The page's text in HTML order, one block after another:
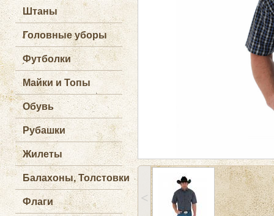
Штаны
Головные уборы
Футболки
Майки и Топы
Обувь
Рубашки
Жилеты
Балахоны, Толстовки
Флаги ˂